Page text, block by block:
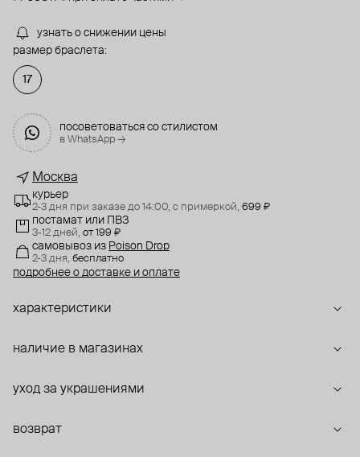
узнать о снижении цены
размер браслета:
17
посоветоваться со стилистом
в WhatsApp →
Москва
курьер
2-3 дня при заказе до 14:00, с примеркой, 699 ₽
постамат или ПВЗ
3-12 дней, от 199 ₽
самовывоз из Poison Drop
2-3 дня, бесплатно
подробнее о доставке и оплате
характеристики
наличие в магазинах
уход за украшениями
возврат